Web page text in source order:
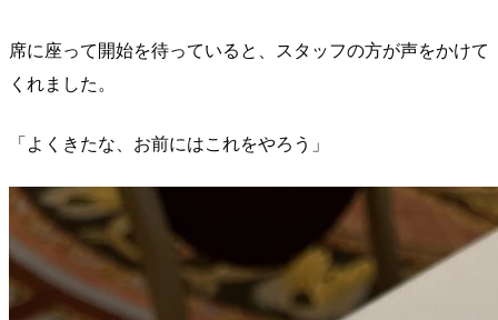
席に座って開始を待っていると、スタッフの方が声をかけて
くれました。
「よくきたな、お前にはこれをやろう」